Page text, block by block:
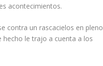
acontecimientos.
contra un rascacielos en pleno
le trajo a cuenta a los